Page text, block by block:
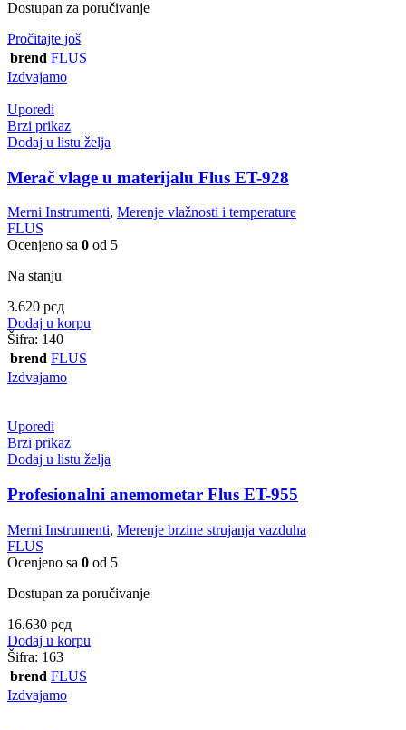
Dostupan za poručivanje
Pročitajte još
brend FLUS
Izdvajamo
Uporedi
Brzi prikaz
Dodaj u listu želja
Merač vlage u materijalu Flus ET-928
Merni Instrumenti, Merenje vlažnosti i temperature
FLUS
Ocenjeno sa 0 od 5
Na stanju
3.620 рсд
Dodaj u korpu
Šifra: 140
brend FLUS
Izdvajamo
Uporedi
Brzi prikaz
Dodaj u listu želja
Profesionalni anemometar Flus ET-955
Merni Instrumenti, Merenje brzine strujanja vazduha
FLUS
Ocenjeno sa 0 od 5
Dostupan za poručivanje
16.630 рсд
Dodaj u korpu
Šifra: 163
brend FLUS
Izdvajamo